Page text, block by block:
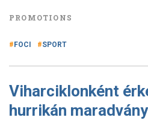
PROMOTIONS
FOCI SPORT
Viharciklonként
hurrikán